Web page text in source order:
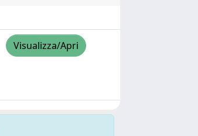
Visualizza/Apri